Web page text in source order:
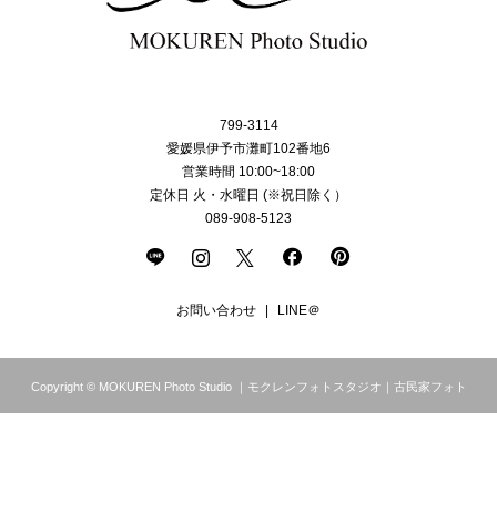
799-3114
愛媛県伊予市灘町102番地6
営業時間 10:00~18:00
定休日 火・水曜日 (※祝日除く）
089-908-5123
お問い合わせ LINE＠
Copyright © MOKUREN Photo Studio ｜モクレンフォトスタジオ｜古民家フォト